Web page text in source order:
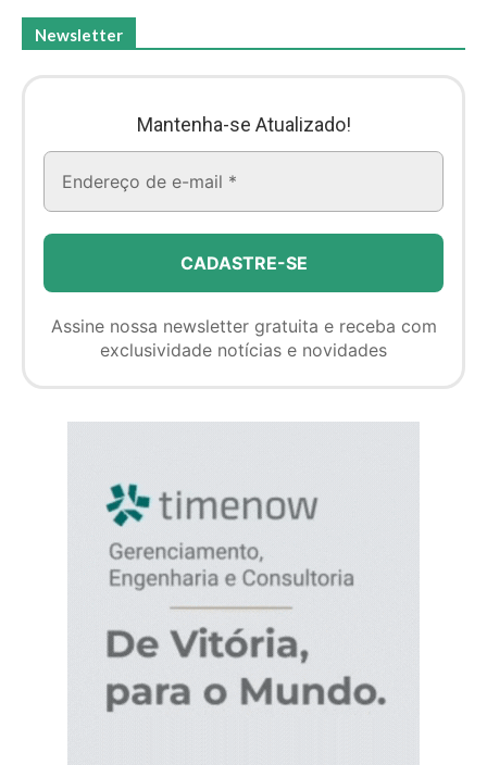
Newsletter
Mantenha-se Atualizado!
Assine nossa newsletter gratuita e receba com
exclusividade notícias e novidades